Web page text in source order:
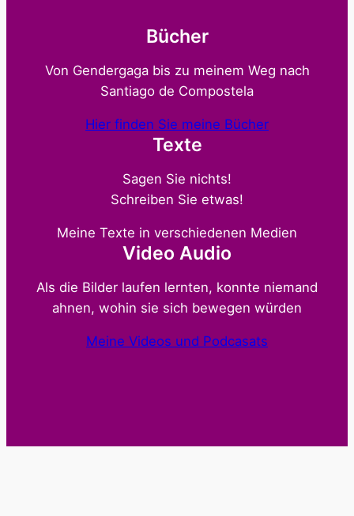
Bücher
Von Gendergaga bis zu meinem Weg nach
Santiago de Compostela
Hier finden Sie meine Bücher
Texte
Sagen Sie nichts!
Schreiben Sie etwas!
Meine Texte in verschiedenen Medien
Video Audio
Als die Bilder laufen lernten, konnte niemand
ahnen, wohin sie sich bewegen würden
Meine Videos und Podcasats